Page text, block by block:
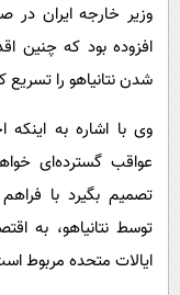
وزیر خارجه ایران
افزوده بود که چنین
شدن نتانیاهو را تسریع
وی با اشاره به
عواقب گسترده‌ای
تصمیم بگیرد با
توسط نتانیاهو، به
ایالات متحده مربوط